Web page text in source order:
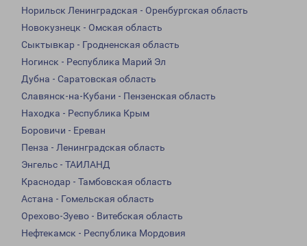
Норильск Ленинградская - Оренбургская область
Новокузнецк - Омская область
Сыктывкар - Гродненская область
Ногинск - Республика Марий Эл
Дубна - Саратовская область
Славянск-на-Кубани - Пензенская область
Находка - Республика Крым
Боровичи - Ереван
Пенза - Ленинградская область
Энгельс - ТАИЛАНД
Краснодар - Тамбовская область
Астана - Гомельская область
Орехово-Зуево - Витебская область
Нефтекамск - Республика Мордовия